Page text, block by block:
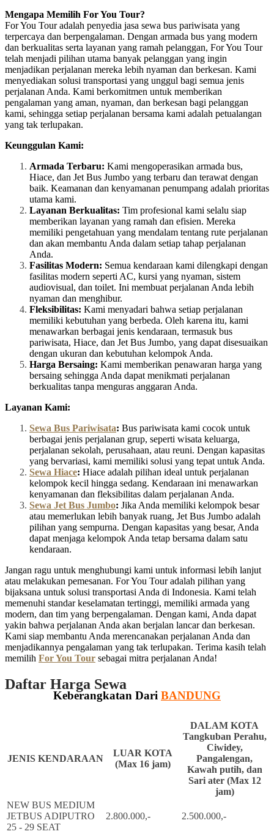
Mengapa Memilih For You Tour?
For You Tour adalah penyedia jasa sewa bus pariwisata yang
terpercaya dan berpengalaman. Dengan armada bus yang modern
dan berkualitas serta layanan yang ramah pelanggan, For You Tour
telah menjadi pilihan utama banyak pelanggan yang ingin
menjadikan perjalanan mereka lebih nyaman dan berkesan. Kami
menyediakan solusi transportasi yang unggul bagi semua jenis
perjalanan Anda. Kami berkomitmen untuk memberikan
pengalaman yang aman, nyaman, dan berkesan bagi pelanggan
kami, sehingga setiap perjalanan bersama kami adalah petualangan
yang tak terlupakan.
Keunggulan Kami:
Armada Terbaru: Kami mengoperasikan armada bus,
Hiace, dan Jet Bus Jumbo yang terbaru dan terawat dengan
baik. Keamanan dan kenyamanan penumpang adalah prioritas
utama kami.
Layanan Berkualitas: Tim profesional kami selalu siap
memberikan layanan yang ramah dan efisien. Mereka
memiliki pengetahuan yang mendalam tentang rute perjalanan
dan akan membantu Anda dalam setiap tahap perjalanan
Anda.
Fasilitas Modern: Semua kendaraan kami dilengkapi dengan
fasilitas modern seperti AC, kursi yang nyaman, sistem
audiovisual, dan toilet. Ini membuat perjalanan Anda lebih
nyaman dan menghibur.
Fleksibilitas: Kami menyadari bahwa setiap perjalanan
memiliki kebutuhan yang berbeda. Oleh karena itu, kami
menawarkan berbagai jenis kendaraan, termasuk bus
pariwisata, Hiace, dan Jet Bus Jumbo, yang dapat disesuaikan
dengan ukuran dan kebutuhan kelompok Anda.
Harga Bersaing: Kami memberikan penawaran harga yang
bersaing sehingga Anda dapat menikmati perjalanan
berkualitas tanpa menguras anggaran Anda.
Layanan Kami:
Sewa Bus Pariwisata: Bus pariwisata kami cocok untuk
berbagai jenis perjalanan grup, seperti wisata keluarga,
perjalanan sekolah, perusahaan, atau reuni. Dengan kapasitas
yang bervariasi, kami memiliki solusi yang tepat untuk Anda.
Sewa Hiace: Hiace adalah pilihan ideal untuk perjalanan
kelompok kecil hingga sedang. Kendaraan ini menawarkan
kenyamanan dan fleksibilitas dalam perjalanan Anda.
Sewa Jet Bus Jumbo: Jika Anda memiliki kelompok besar
atau memerlukan lebih banyak ruang, Jet Bus Jumbo adalah
pilihan yang sempurna. Dengan kapasitas yang besar, Anda
dapat menjaga kelompok Anda tetap bersama dalam satu
kendaraan.
Jangan ragu untuk menghubungi kami untuk informasi lebih lanjut
atau melakukan pemesanan. For You Tour adalah pilihan yang
bijaksana untuk solusi transportasi Anda di Indonesia. Kami telah
memenuhi standar keselamatan tertinggi, memiliki armada yang
modern, dan tim yang berpengalaman. Dengan kami, Anda dapat
yakin bahwa perjalanan Anda akan berjalan lancar dan berkesan.
Kami siap membantu Anda merencanakan perjalanan Anda dan
menjadikannya pengalaman yang tak terlupakan. Terima kasih telah
memilih For You Tour sebagai mitra perjalanan Anda!
Daftar Harga Sewa
Keberangkatan Dari BANDUNG
JENIS KENDARAAN
LUAR KOTA
(Max 16 jam)
DALAM KOTA
Tangkuban Perahu,
Ciwidey,
Pangalengan,
Kawah putih, dan
Sari ater (Max 12
jam)
NEW BUS MEDIUM
JETBUS ADIPUTRO
25 - 29 SEAT
2.800.000,- 2.500.000,-